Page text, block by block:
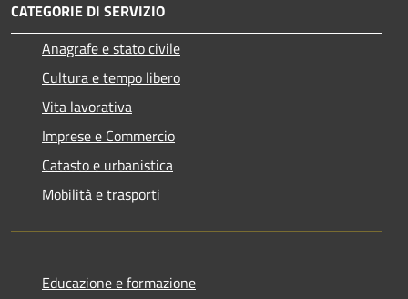
CATEGORIE DI SERVIZIO
Anagrafe e stato civile
Cultura e tempo libero
Vita lavorativa
Imprese e Commercio
Catasto e urbanistica
Mobilità e trasporti
Educazione e formazione